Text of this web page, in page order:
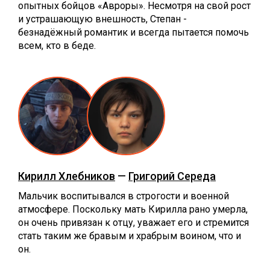
опытных бойцов «Авроры». Несмотря на свой рост
и устрашающую внешность, Степан -
безнадёжный романтик и всегда пытается помочь
всем, кто в беде.
Кирилл Хлебников — Григорий Середа
Мальчик воспитывался в строгости и военной
атмосфере. Поскольку мать Кирилла рано умерла,
он очень привязан к отцу, уважает его и стремится
стать таким же бравым и храбрым воином, что и
он.